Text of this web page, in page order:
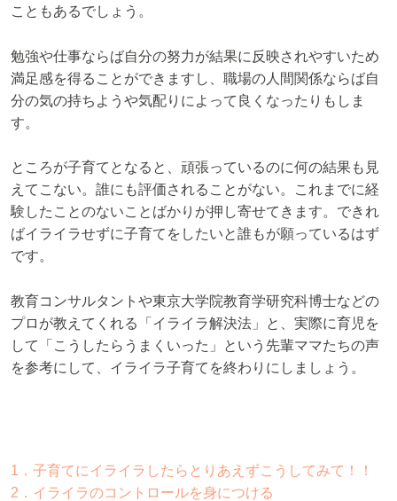
こともあるでしょう。
勉強や仕事ならば自分の努力が結果に反映されやすいため
満足感を得ることができますし、職場の人間関係ならば自
分の気の持ちようや気配りによって良くなったりもしま
す。
ところが子育てとなると、頑張っているのに何の結果も見
えてこない。誰にも評価されることがない。これまでに経
験したことのないことばかりが押し寄せてきます。できれ
ばイライラせずに子育てをしたいと誰もが願っているはず
です。
教育コンサルタントや東京大学院教育学研究科博士などの
プロが教えてくれる「イライラ解決法」と、実際に育児を
して「こうしたらうまくいった」という先輩ママたちの声
を参考にして、イライラ子育てを終わりにしましょう。
1．子育てにイライラしたらとりあえずこうしてみて！！
2．イライラのコントロールを身につける